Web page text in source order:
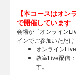
【本コースはオ
で開催しています
会場が「オンライン
インでご参加いただけ
オンライン
教室Live配信
す。